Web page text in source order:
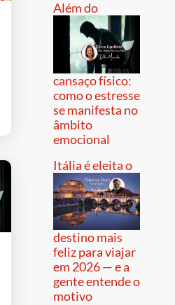
Além do
cansaço físico:
como o estresse
se manifesta no
âmbito
emocional
Itália é eleita o
destino mais
feliz para viajar
em 2026 — e a
gente entende o
motivo